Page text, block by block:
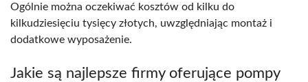
Ogólnie można oczekiwać kosztów od kilku do
kilkudziesięciu tysięcy złotych, uwzględniając montaż i
dodatkowe wyposażenie.
Jakie są najlepsze firmy oferujące pompy